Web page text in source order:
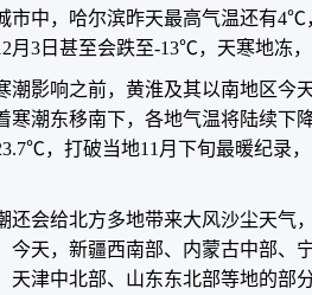
市中，哈尔滨昨天最高气温还有
月3日甚至会跌至-13℃，天寒地冻
影响之前，黄淮及其以南地区今
寒潮东移南下，各地气温将陆续下
，打破当地11月下旬最暖纪录
会给北方多地带来大风沙尘天气，
今天， 新疆西南部、内蒙古中部、
天津中北部、山东东北部等地的部